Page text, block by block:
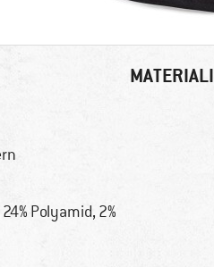
Polyamid, 2%